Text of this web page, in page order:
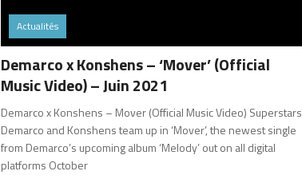
Actualités
Demarco x Konshens – ‘Mover’ (Official
Music Video) – Juin 2021
Demarco x Konshens – Mover (Official Music Video) Superstars
Demarco and Konshens team up in ‘Mover’, the newest single
from Demarco’s upcoming album ‘Melody’ out on all digital
platforms October